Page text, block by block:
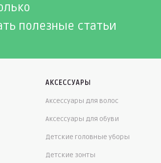
полезные статьи
АКСЕССУАРЫ
Аксессуары для волос
Аксессуары для обуви
Детские головные уборы
Детские зонты